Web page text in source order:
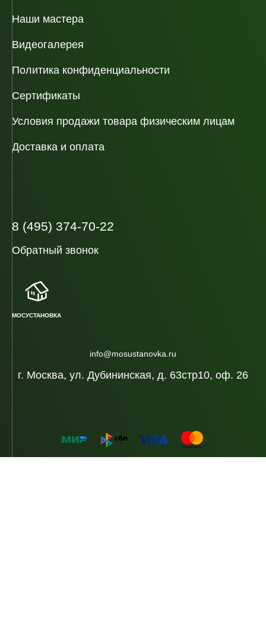
Наши мастера
Видеогалерея
Политика конфиденциальности
Сертификаты
Условия продажи товара физическим лицам
Доставка и оплата
г. Москва, ул. Дубининская, д. 63стр10, оф. 26
info@mosustanovka.ru
8 (495) 374-70-22
Обратный звонок
МОСУСТАНОВКА